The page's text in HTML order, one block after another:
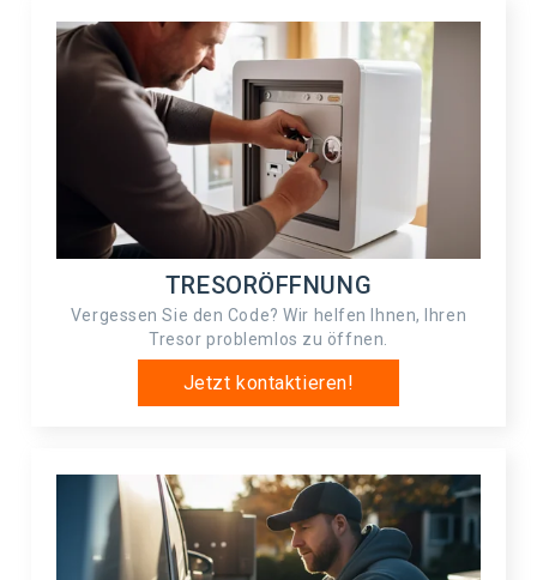
TRESORÖFFNUNG
Vergessen Sie den Code? Wir helfen Ihnen, Ihren
Tresor problemlos zu öffnen.
Jetzt kontaktieren!